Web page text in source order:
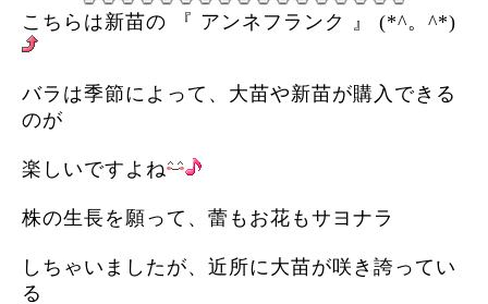
こちらは新苗の 『 アンネフランク 』 (*^。^*)
バラは季節によって、大苗や新苗が購入できる
のが
楽しいですよね
株の生長を願って、蕾もお花もサヨナラ
しちゃいましたが、近所に大苗が咲き誇ってい
る